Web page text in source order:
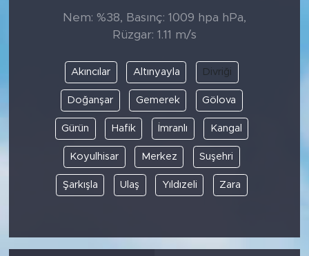
Nem: %38, Basınç: 1009 hpa hPa,
Rüzgar: 1.11 m/s
Akıncılar Altınyayla Divriği
Doğanşar Gemerek Gölova
Gürün Hafik İmranlı Kangal
Koyulhisar Merkez Suşehri
Şarkışla Ulaş Yıldızeli Zara